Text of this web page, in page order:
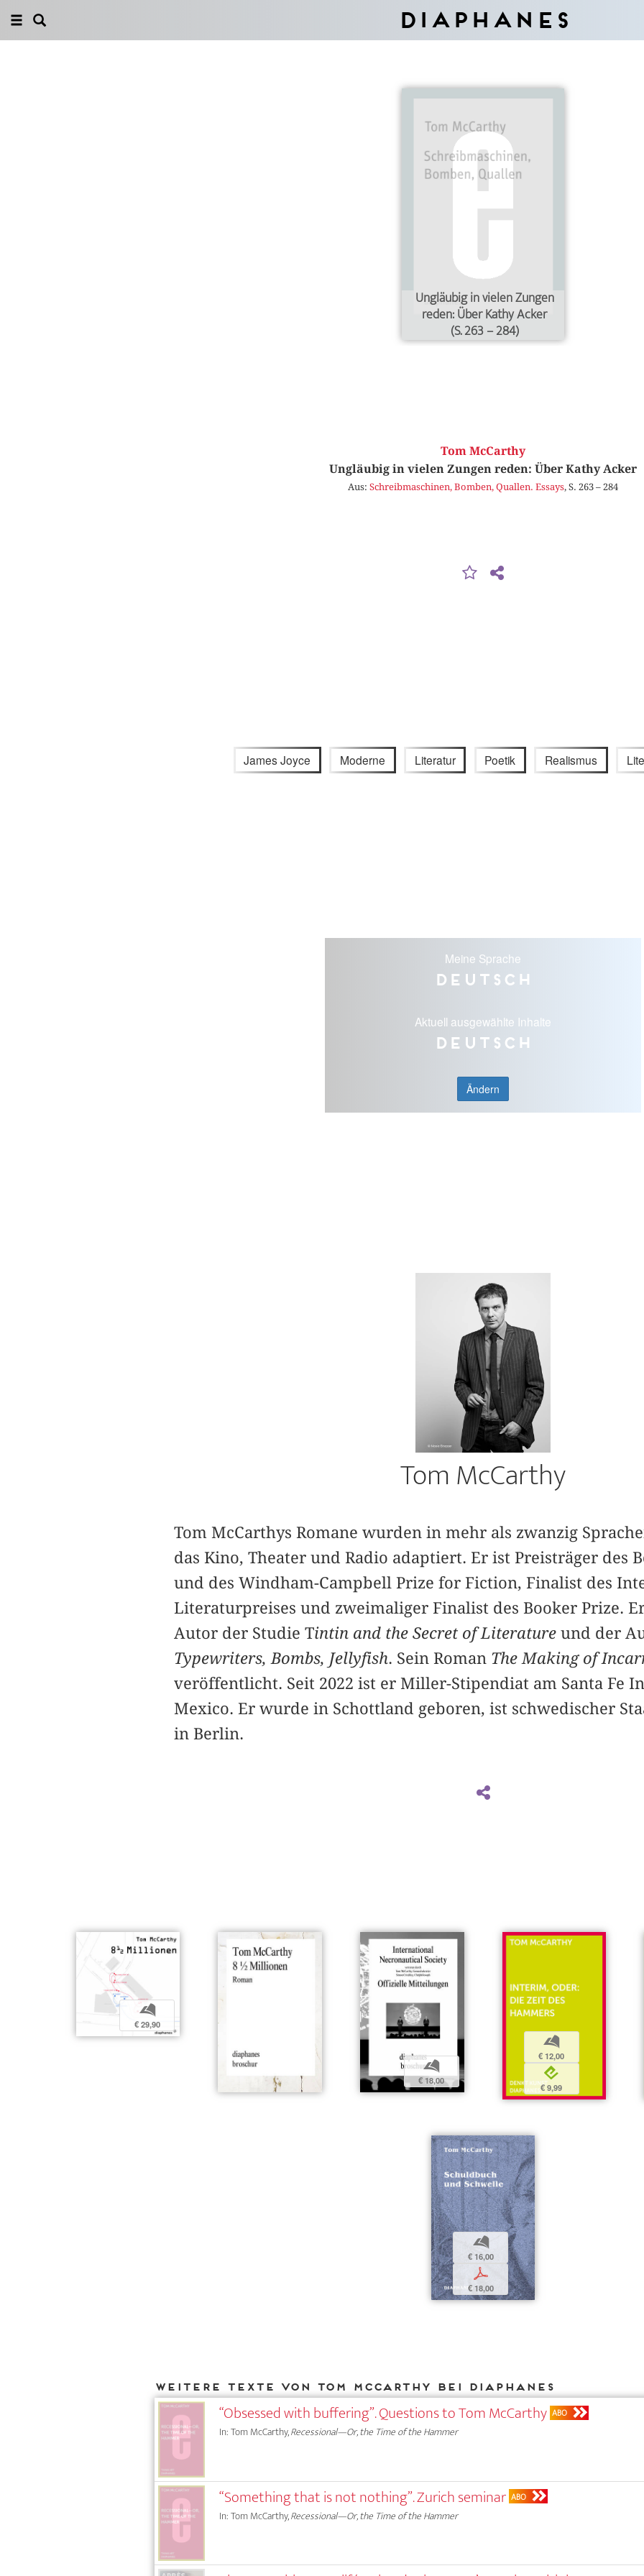
Diaphanes
Ungläubig in vielen Zungen
reden: Über Kathy Acker
(S. 263 – 284)
Tom McCarthy
Ungläubig in vielen Zungen reden: Über Kathy Acker
Aus: Schreibmaschinen, Bomben, Quallen. Essays, S. 263 – 284
James Joyce Moderne Literatur Poetik Realismus
Meine Sprache
Deutsch
Aktuell ausgewählte Inhalte
Deutsch
Ändern
Tom McCarthy
Tom McCarthys Romane wurden in mehr als zwanzig
das Kino, Theater und Radio adaptiert. Er ist Preisträger des
und des Windham-Campbell Prize for Fiction, Finalist des
Literaturpreises und zweimaliger Finalist des Booker Prize.
Autor der Studie Tintin and the Secret of Literature und der
Typewriters, Bombs, Jellyfish. Sein Roman The Making of
veröffentlicht. Seit 2022 ist er Miller-Stipendiat am Santa Fe
Mexico. Er wurde in Schottland geboren, ist schwedischer
in Berlin.
b
€ 29,90
b
€ 18,00
b
€ 12,00
e
€ 9,99
b
€ 16,00
p
€ 18,00
Weitere Texte von Tom McCarthy bei DIAPHANES
“Obsessed with buffering”. Questions to Tom McCarthy ABO
In: Tom McCarthy,Recessional—Or, the Time of the Hammer
“Something that is not nothing”. Zurich seminar ABO
In: Tom McCarthy,Recessional—Or, the Time of the Hammer